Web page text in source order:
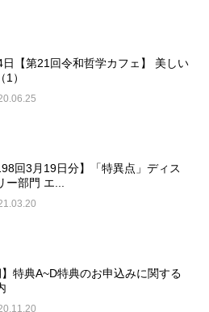
日【第21回令和哲学カフェ】 美しい
1）
回3月19日分】「特異点」ディス
ー部門 エ...
】特典A~D特典のお申込みに関する